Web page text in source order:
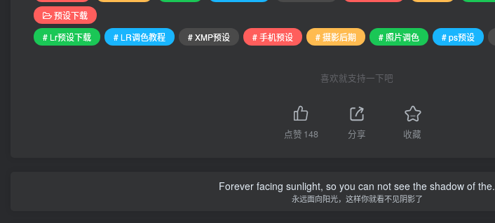
预设下载
# Lr预设下载
# LR调色教程 # XMP预设 # 手机预设 # 摄影后期 # 照片调色 # ps预设
喜欢就支持一下吧
点赞 148 分享 收藏
Forever facing sunlight, so you can not see the shadow of the.
永远面向阳光，这样你就看不见阴影了